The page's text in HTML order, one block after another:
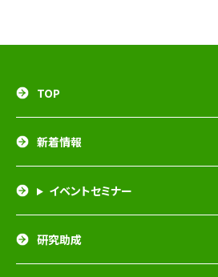
TOP
新着情報
イベントセミナー
研究助成